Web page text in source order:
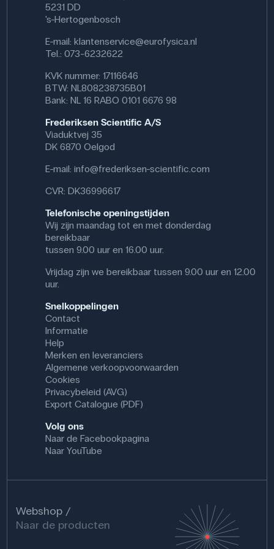
Stroomverbruik: 0,2 A
5231 DD
's-Hertogenbosch
E-mail:klantenservice@eurofysica.nl
Tel.: 073-6232622
KVK nummer: 17116646
BTW: NL808238735B01
Bank: NL 16 RABO 0101 6676 98
Frederiksen Scientific A/S
Viaduktvej 35
DK 6870 Oelgod
E-mail:info@frederiksen-scientific.com
CVR: DK36996617
Telefonische openingstijden
Wij zijn maandag tot en met donderdag
bereikbaar
tussen 9.00 uur en 16.00 uur.
Vrijdag zijn we bereikbaar tussen 9.00 uur en 12.00
uur.
Snelkoppelingen
Contact
Informatie
Help
Merken en leveranciers
Algemene verkoopvoorwaarden
Cookies
Privacybeleid (AVG)
Export Catalogue (PDF)
Volg ons
Naar de Facebookpagina
Naar YouTube
Webshop
Naar de producten